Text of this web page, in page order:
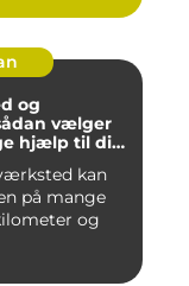
og
vælger
hjælp til din
kan
på mange
og